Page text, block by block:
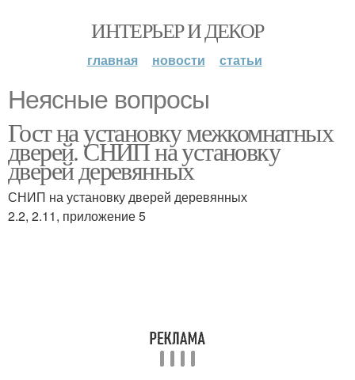
ИНТЕРЬЕР И ДЕКОР
главная новости статьи
Неясные вопросы
Гост на установку межкомнатных
дверей. СНИП на установку
дверей деревянных
СНИП на установку дверей деревянных
2.2, 2.11, приложение 5